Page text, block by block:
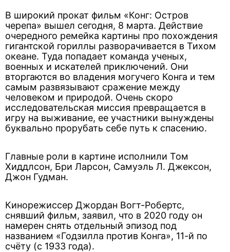
В широкий прокат фильм «Конг: Остров
черепа» вышел сегодня, 8 марта. Действие
очередного ремейка картины про похождения
гигантской гориллы разворачивается в Тихом
океане. Туда попадает команда ученых,
военных и искателей приключений. Они
вторгаются во владения могучего Конга и тем
самым развязывают сражение между
человеком и природой. Очень скоро
исследовательская миссия превращается в
игру на выживание, ее участники вынуждены
буквально прорубать себе путь к спасению.
Главные роли в картине исполнили Том
Хиддлсон, Бри Ларсон, Самуэль Л. Джексон,
Джон Гудман.
Кинорежиссер Джордан Вогт-Робертс,
снявший фильм, заявил, что в 2020 году он
намерен снять отдельный эпизод под
названием «Годзилла против Конга», 11-й по
счёту (с 1933 года).